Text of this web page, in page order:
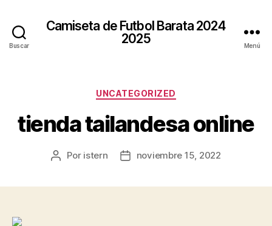
Buscar
Camiseta de Futbol Barata 2024
2025
Menú
Categorías
UNCATEGORIZED
tienda tailandesa online
Autor
Por istern
Fechanoviembre 15, 2022